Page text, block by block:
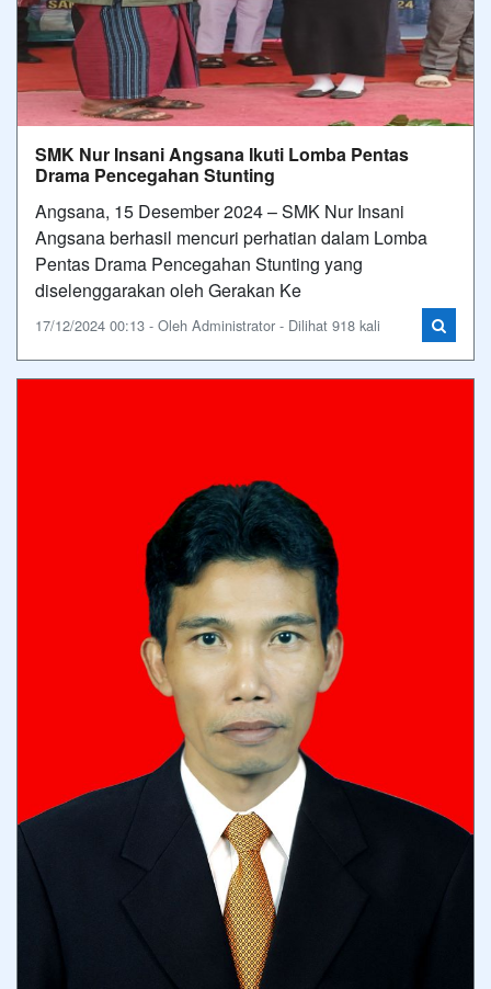
SMK Nur Insani Angsana Ikuti Lomba Pentas
Drama Pencegahan Stunting
Angsana, 15 Desember 2024 – SMK Nur Insani
Angsana berhasil mencuri perhatian dalam Lomba
Pentas Drama Pencegahan Stunting yang
diselenggarakan oleh Gerakan Ke
17/12/2024 00:13 - Oleh Administrator - Dilihat 918 kali